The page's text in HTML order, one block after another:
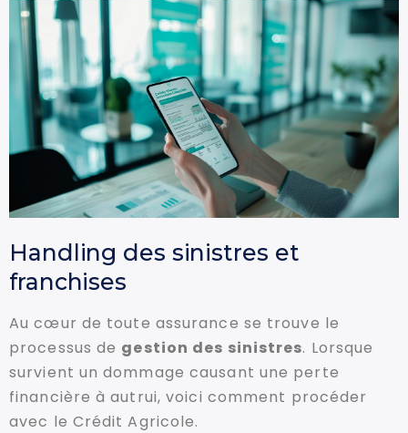
Handling des sinistres et
franchises
Au cœur de toute assurance se trouve le
processus de gestion des sinistres. Lorsque
survient un dommage causant une perte
financière à autrui, voici comment procéder
avec le Crédit Agricole.